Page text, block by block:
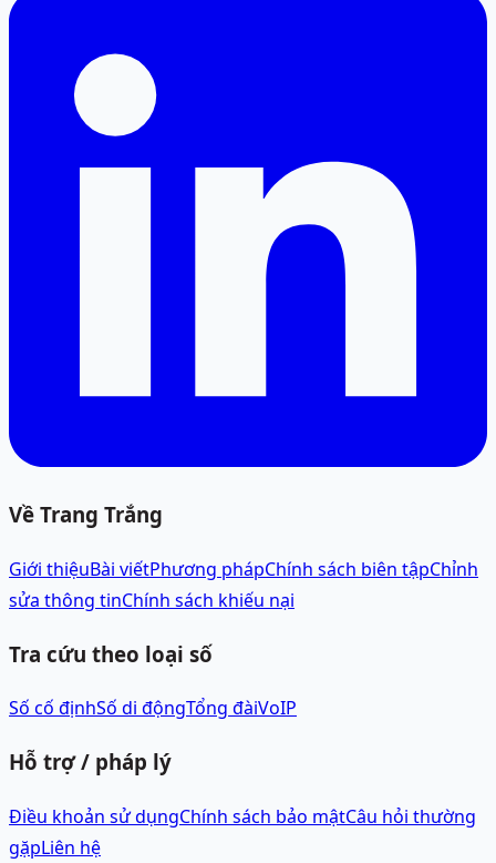
Về Trang Trắng
Giới thiệuBài viếtPhương phápChính sách biên tậpChỉnh
sửa thông tinChính sách khiếu nại
Tra cứu theo loại số
Số cố địnhSố di độngTổng đàiVoIP
Hỗ trợ / pháp lý
Điều khoản sử dụngChính sách bảo mậtCâu hỏi thường
gặpLiên hệ